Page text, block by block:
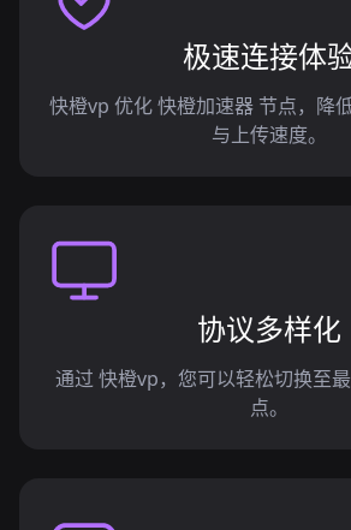
极速连接体
快橙vp 优化 快橙加速器 节点，降
与上传速度。
协议多样化
通过 快橙vp，您可以轻松切换至
点。